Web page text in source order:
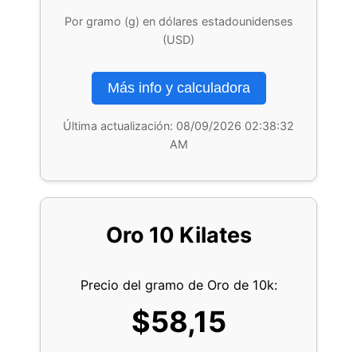
Por gramo (g) en dólares estadounidenses
(USD)
Más info y calculadora
Última actualización: 08/09/2026 02:38:32
AM
Oro 10 Kilates
Precio del gramo de Oro de 10k:
$58,15